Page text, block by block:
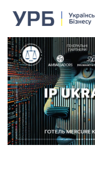
Skip
links
navigation
Skip
content